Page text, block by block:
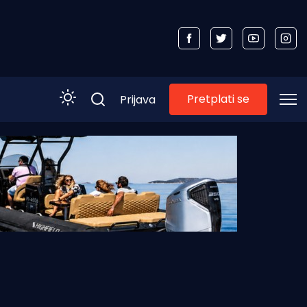
Prijava Pretplati se